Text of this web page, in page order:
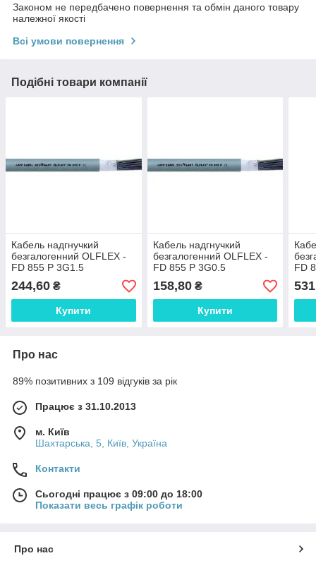
Законом не передбачено повернення та обмін даного товару
належної якості
Всі умови повернення
Подібні товари компанії
Кабель надгнучкий
безгалогенний OLFLEX -
FD 855 P 3G1.5
маслостойкий і стійкий до
бурових розчинів 0027576
244,60 ₴
Купити
Кабель надгнучкий
безгалогенний OLFLEX -
FD 855 P 3G0.5
маслостойкий і стійкий до
бурових розчинів 0027531
158,80₴
Купити
FD
Про нас
89% позитивних з 109 відгуків за рік
Працює з 31.10.2013
м. Київ
Шахтарська, 5, Київ, Україна
Контакти
Сьогодні працює з 09:00 до 18:00
Показати весь графік роботи
Про нас